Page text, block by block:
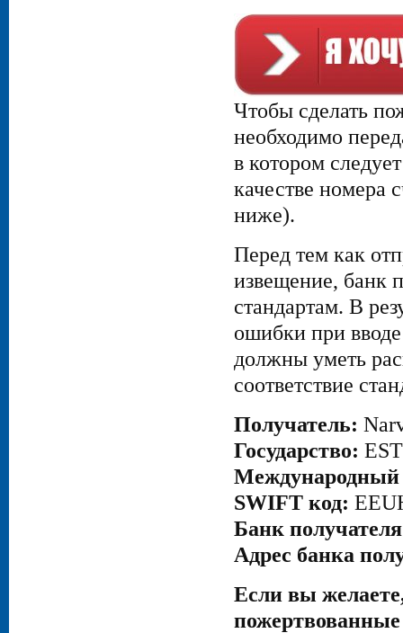
Чтобы сделать
необходимо
в котором
качестве номера
ниже).
Перед тем как
извещение, банк
стандартам. В
ошибки при
должны уметь
соответствие
Получатель:
Государство:
Международный
SWIFT код:
Банк
Адрес банка
Если вы